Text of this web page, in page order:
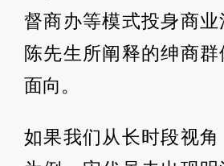
督商办等模式投身商
陈先生所阐释的绅商
面向。
如果我们从长时段视